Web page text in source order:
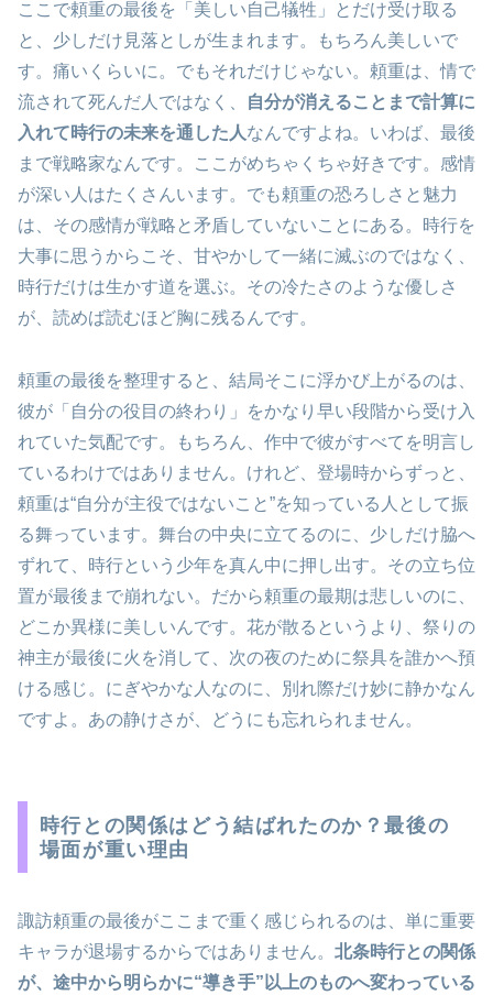
ここで頼重の最後を「美しい自己犠牲」とだけ受け取る
と、少しだけ見落としが生まれます。もちろん美しいで
す。痛いくらいに。でもそれだけじゃない。頼重は、情で
流されて死んだ人ではなく、
自分が消えることまで計算に
入れて時行の未来を通した人なんですよね。いわば、最後
まで戦略家なんです。ここがめちゃくちゃ好きです。感情
が深い人はたくさんいます。でも頼重の恐ろしさと魅力
は、その感情が戦略と矛盾していないことにある。時行を
大事に思うからこそ、甘やかして一緒に滅ぶのではなく、
時行だけは生かす道を選ぶ。その冷たさのような優しさ
が、読めば読むほど胸に残るんです。
頼重の最後を整理すると、結局そこに浮かび上がるのは、
彼が「自分の役目の終わり」をかなり早い段階から受け入
れていた気配です。もちろん、作中で彼がすべてを明言し
ているわけではありません。けれど、登場時からずっと、
頼重は“自分が主役ではないこと”を知っている人として振
る舞っています。舞台の中央に立てるのに、少しだけ脇へ
ずれて、時行という少年を真ん中に押し出す。その立ち位
置が最後まで崩れない。だから頼重の最期は悲しいのに、
どこか異様に美しいんです。花が散るというより、祭りの
神主が最後に火を消して、次の夜のために祭具を誰かへ預
ける感じ。にぎやかな人なのに、別れ際だけ妙に静かなん
ですよ。あの静けさが、どうにも忘れられません。
時行との関係はどう結ばれたのか？最後の
場面が重い理由
諏訪頼重の最後がここまで重く感じられるのは、単に重要
キャラが退場するからではありません。 北条時行との関係
が、途中から明らかに“導き手”以上のものへ変わっている